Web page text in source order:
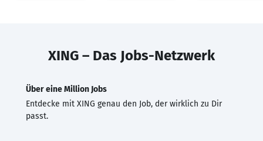
XING – Das Jobs-Netzwerk
Über eine Million Jobs
Entdecke mit XING genau den Job, der wirklich zu Dir
passt.